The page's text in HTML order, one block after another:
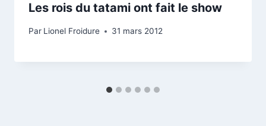
Les rois du tatami ont fait le show
Par Lionel Froidure 31 mars 2012